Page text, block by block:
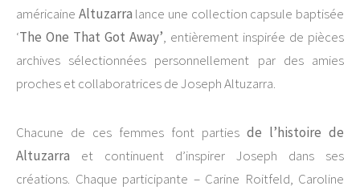
américaine Altuzarra lance une collection capsule baptisée
‘The One That Got Away’, entièrement inspirée de pièces
archives sélectionnées personnellement par des amies
proches et collaboratrices de Joseph Altuzarra.
Chacune de ces femmes font parties de l’histoire de
Altuzarra et continuent d’inspirer Joseph dans ses
créations. Chaque participante – Carine Roitfeld, Caroline